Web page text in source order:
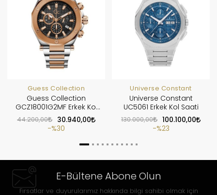
Guess Collection
Guess Collection
GCZ18001G2MF Erkek Kol
Saati
44.200,00
30.940,00
%30
Universe Constant
Universe Constant
UC5061 Erkek Kol Saati
130.000,00
100.100,00
%23
E-Bültene Abone Olun
Fırsatlar ve duyurularımız hakkında bilgi sahibi olmak için